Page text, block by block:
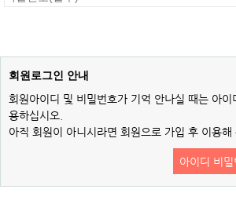
회원로그인 안내
회원아이디 및 비밀번호가 기억 안나실 때는 아이
용하십시오.
아직 회원이 아니시라면 회원으로 가입 후 이용해
아이디 비밀